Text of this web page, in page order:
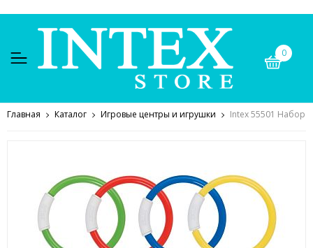
0
Главная Каталог Игровые центры и игрушки Intex 55501 Набор